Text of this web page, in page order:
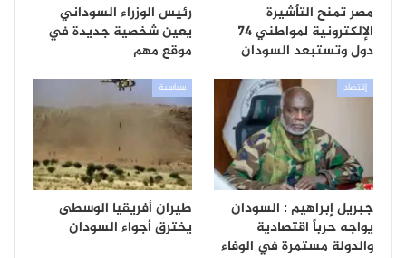
مصر تمنح التأشيرة
الإلكترونية لمواطني 74
دول وتستبعد السودان
رئيس الوزراء السوداني
يعين شخصية جديدة في
موقع مهم
إقتصاد
جبريل إبراهيم : السودان
يواجه حرباً اقتصادية
والدولة مستمرة في الوفاء
سياسية
طيران أفريقيا الوسطى
يخترق أجواء السودان